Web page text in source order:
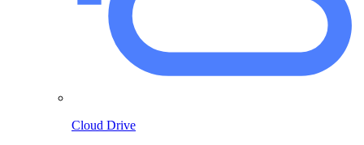
Cloud Drive